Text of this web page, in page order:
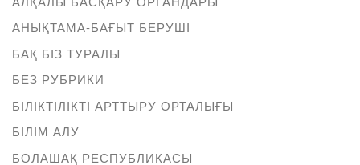
АНЫҚТАМА-БАҒЫТ БЕРУШІ
БАҚ БІЗ ТУРАЛЫ
БЕЗ РУБРИКИ
БІЛІКТІЛІКТІ АРТТЫРУ ОРТАЛЫҒЫ
БІЛІМ АЛУ
БОЛАШАҚ РЕСПУБЛИКАСЫ